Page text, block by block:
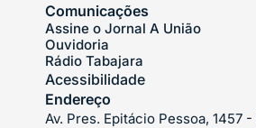
Comunicações
Assine o Jornal A União
Ouvidoria
Rádio Tabajara
Acessibilidade
Endereço
Av. Pres. Epitácio Pessoa, 1457